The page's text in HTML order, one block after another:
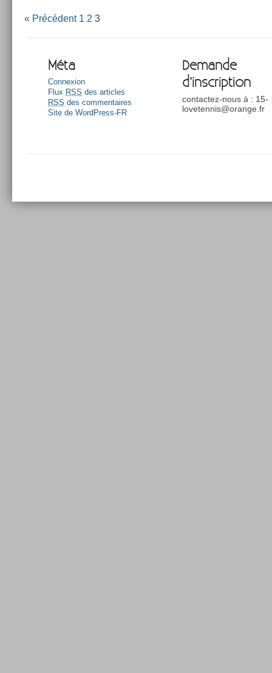
« Précédent 1 2 3
Méta
Connexion
Flux RSS des articles
RSS des commentaires
Site de WordPress-FR
Demande
d’inscription
contactez-nous à : 15-
lovetennis@orange.fr